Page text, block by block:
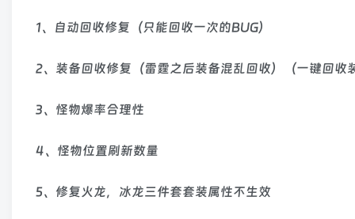
1、自动回收修复（只能回收一次的BUG）
2、装备回收修复（雷霆之后装备混乱回收）（一键回收
3、怪物爆率合理性
4、怪物位置刷新数量
5、修复火龙，冰龙三件套套装属性不生效